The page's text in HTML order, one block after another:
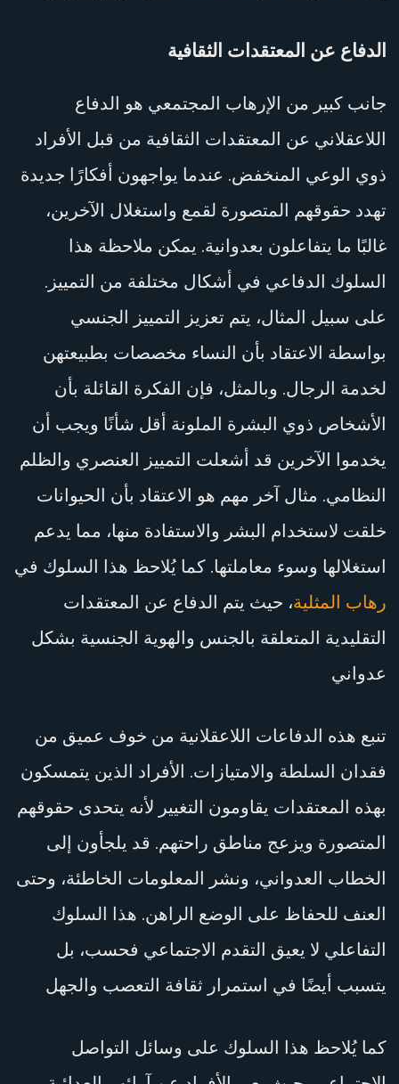
الدفاع عن المعتقدات الثقافية
جانب كبير من الإرهاب المجتمعي هو الدفاع
اللاعقلاني عن المعتقدات الثقافية من قبل الأفراد
ذوي الوعي المنخفض. عندما يواجهون أفكارًا جديدة
تهدد حقوقهم المتصورة لقمع واستغلال الآخرين،
غالبًا ما يتفاعلون بعدوانية. يمكن ملاحظة هذا
السلوك الدفاعي في أشكال مختلفة من التمييز.
على سبيل المثال، يتم تعزيز التمييز الجنسي
بواسطة الاعتقاد بأن النساء مخصصات بطبيعتهن
لخدمة الرجال. وبالمثل، فإن الفكرة القائلة بأن
الأشخاص ذوي البشرة الملونة أقل شأنًا ويجب أن
يخدموا الآخرين قد أشعلت التمييز العنصري والظلم
النظامي. مثال آخر مهم هو الاعتقاد بأن الحيوانات
خلقت لاستخدام البشر والاستفادة منها، مما يدعم
استغلالها وسوء معاملتها. كما يُلاحظ هذا السلوك في
رهاب المثلية، حيث يتم الدفاع عن المعتقدات
التقليدية المتعلقة بالجنس والهوية الجنسية بشكل
عدواني
تنبع هذه الدفاعات اللاعقلانية من خوف عميق من
فقدان السلطة والامتيازات. الأفراد الذين يتمسكون
بهذه المعتقدات يقاومون التغيير لأنه يتحدى حقوقهم
المتصورة ويزعج مناطق راحتهم. قد يلجأون إلى
الخطاب العدواني، ونشر المعلومات الخاطئة، وحتى
العنف للحفاظ على الوضع الراهن. هذا السلوك
التفاعلي لا يعيق التقدم الاجتماعي فحسب، بل
يتسبب أيضًا في استمرار ثقافة التعصب والجهل
كما يُلاحظ هذا السلوك على وسائل التواصل